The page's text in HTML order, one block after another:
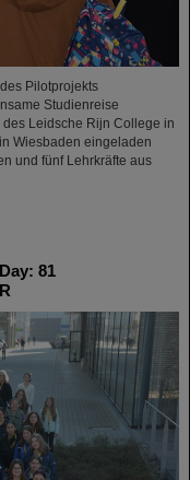
Pilotprojekts
Studienreise
Leidsche Rijn College in
Wiesbaden eingeladen
und fünf Lehrkräfte aus
81